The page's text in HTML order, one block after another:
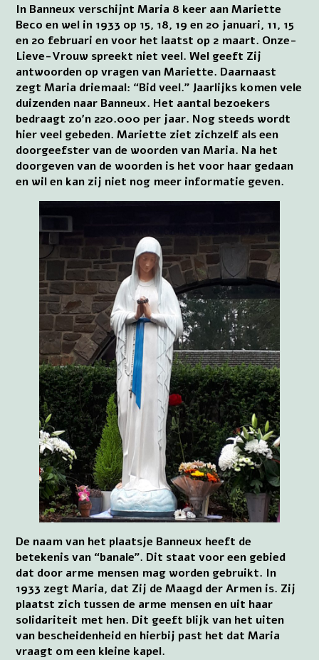
In Banneux verschijnt Maria 8 keer aan Mariette
Beco en wel in 1933 op 15, 18, 19 en 20 januari, 11, 15
en 20 februari en voor het laatst op 2 maart. Onze-
Lieve-Vrouw spreekt niet veel. Wel geeft Zij
antwoorden op vragen van Mariette. Daarnaast
zegt Maria driemaal: “Bid veel.” Jaarlijks komen vele
duizenden naar Banneux. Het aantal bezoekers
bedraagt zo’n 220.000 per jaar. Nog steeds wordt
hier veel gebeden. Mariette ziet zichzelf als een
doorgeefster van de woorden van Maria. Na het
doorgeven van de woorden is het voor haar gedaan
en wil en kan zij niet nog meer informatie geven.
De naam van het plaatsje Banneux heeft de
betekenis van “banale”. Dit staat voor een gebied
dat door arme mensen mag worden gebruikt. In
1933 zegt Maria, dat Zij de Maagd der Armen is. Zij
plaatst zich tussen de arme mensen en uit haar
solidariteit met hen. Dit geeft blijk van het uiten
van bescheidenheid en hierbij past het dat Maria
vraagt om een kleine kapel.